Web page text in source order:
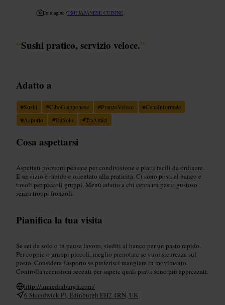
Immagine /UMI JAPANESE CUISINE
“Sushi pratico, servizio veloce.”
Adatto a
#Sushi #CiboGiapponese #PranzoVeloce #CenaInformale
#Asporto #DaSolo #TraAmici
Cosa aspettarsi
Aspettati porzioni pensate per condivisione e piatti facili da ordinare.
Il servizio è rapido e orientato alla praticità. Ci sono posti al banco e
tavoli per piccoli gruppi. Menù adatto a chi cerca un pasto gustoso
senza troppi fronzoli.
Pianifica la tua visita
Se sei da solo o in pausa lavoro, siediti al banco per un pasto rapido.
Per coppie o gruppi piccoli, meglio prenotare se vuoi sicurezza sul
posto. Considera l'asporto se preferisci mangiare in movimento.
Controlla recensioni recenti per sapere quali piatti sono più apprezzati.
http://umiedinburgh.com/
6 Shandwick Pl, Edinburgh EH2 4RN, UK